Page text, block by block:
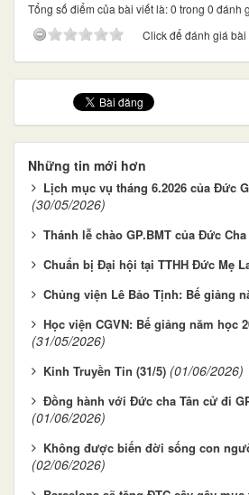
Tổng số điểm của bài viết là: 0 trong 0 đánh
Click để đánh giá bài
Những tin mới hơn
Lịch mục vụ tháng 6.2026 của Đức
(30/05/2026)
Thánh lễ chào GP.BMT của Đức
Chuẩn bị Đại hội tại TTHH Đức Mẹ
Chủng viện Lê Bảo Tịnh: Bế giảng
Học viện CGVN: Bế giảng năm học
(31/05/2026)
Kinh Truyền Tin (31/5) (01/06/2026)
Đồng hành với Đức cha Tân cử đi
(01/06/2026)
Không được biến đời sống con
(02/06/2026)